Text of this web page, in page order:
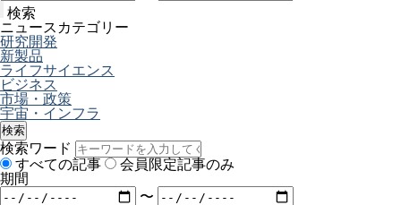
検索
ニュースカテゴリー
研究開発
新製品
ライフサイエンス
ビジネス
市場・政策
宇宙・インフラ
検索
検索ワード
すべての記事
会員限定記事のみ
期間
〜